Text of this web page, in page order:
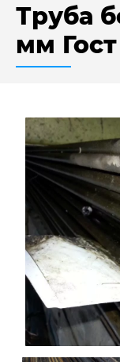
КАК МЫ
ДОСТАВКА И
НАШИ ОБЪЕКТЫ
ОТЗЫВЫ
О НАС
БЛОГ
КОНТАКТЫ
Труба
мм